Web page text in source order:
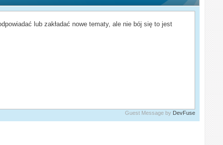
lub zakładać nowe tematy, ale nie bój się to jest
Guest Message by DevFuse